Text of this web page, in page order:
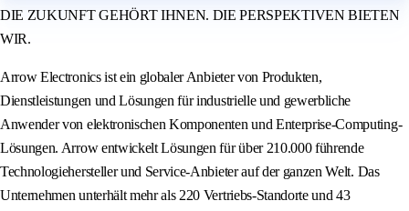
DIE ZUKUNFT GEHÖRT IHNEN. DIE PERSPEKTIVEN BIETEN
WIR.
Arrow Electronics ist ein globaler Anbieter von Produkten,
Dienstleistungen und Lösungen für industrielle und gewerbliche
Anwender von elektronischen Komponenten und Enterprise-Computing-
Lösungen. Arrow entwickelt Lösungen für über 210.000 führende
Technologiehersteller und Service-Anbieter auf der ganzen Welt. Das
Unternehmen unterhält mehr als 220 Vertriebs-Standorte und 43